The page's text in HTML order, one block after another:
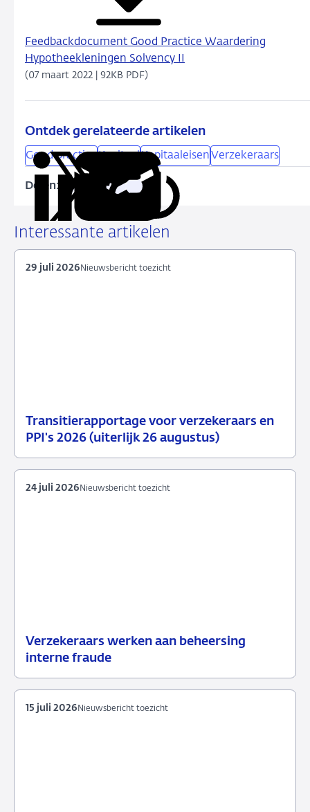
Feedbackdocument Good Practice Waardering
Hypotheekleningen Solvency II
(07 maart 2022 | 92KB PDF)
Ontdek gerelateerde artikelen
Good practice KapitaaleisenVerzekeraars
Delen:
Deel
LinkedIn
via
X
Deel
Facebook
Deel
e-
Kopieer
Interessante artikelen
Transitierapportage voor verzekeraars en
PPI's 2026 (uiterlijk 26 augustus)
29
Nieuwsbericht
Nieuwsbericht toezicht
29 juli 2026
Verzekeraars werken aan beheersing
interne fraude
24
Nieuwsbericht
Nieuwsbericht toezicht
24 juli 2026
Nieuwsbericht toezicht
15 juli 2026